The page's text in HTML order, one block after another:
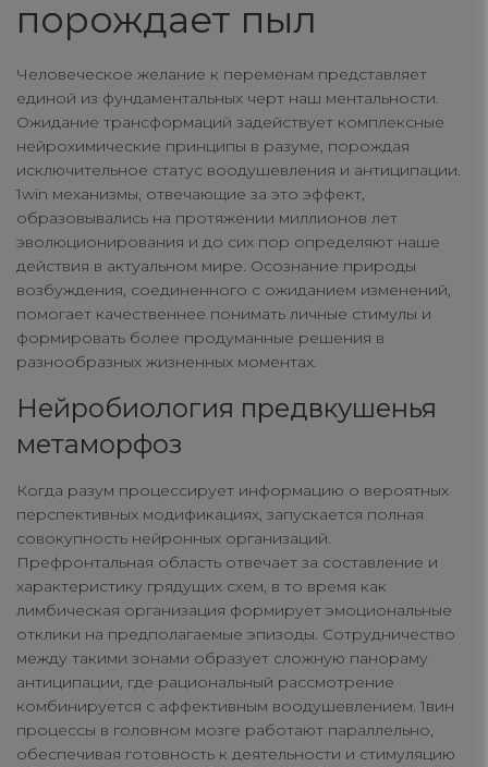
порождает пыл
Человеческое желание к переменам представляет
единой из фундаментальных черт наш ментальности.
Ожидание трансформаций задействует комплексные
нейрохимические принципы в разуме, порождая
исключительное статус воодушевления и антиципации.
1win механизмы, отвечающие за это эффект,
образовывались на протяжении миллионов лет
эволюционирования и до сих пор определяют наше
действия в актуальном мире. Осознание природы
возбуждения, соединенного с ожиданием изменений,
помогает качественнее понимать личные стимулы и
формировать более продуманные решения в
разнообразных жизненных моментах.
Нейробиология предвкушенья
метаморфоз
Когда разум процессирует информацию о вероятных
перспективных модификациях, запускается полная
совокупность нейронных организаций.
Префронтальная область отвечает за составление и
характеристику грядущих схем, в то время как
лимбическая организация формирует эмоциональные
отклики на предполагаемые эпизоды. Сотрудничество
между такими зонами образует сложную панораму
антиципации, где рациональный рассмотрение
комбинируется с аффективным воодушевлением. 1вин
процессы в головном мозге работают параллельно,
обеспечивая готовность к деятельности и стимуляцию
connect
contact us